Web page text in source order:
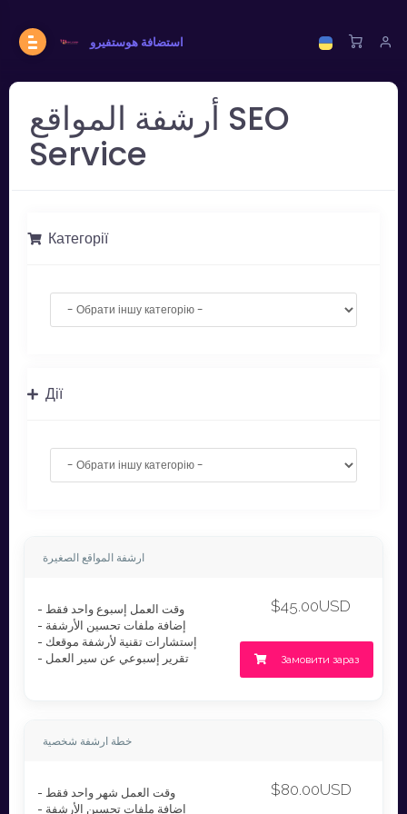
استضافة هوستفيرو
أرشفة المواقع SEO
Service
Категорії
Дії
ارشفة المواقع الصغيرة
- وقت العمل إسبوع واحد فقط
- إضافة ملفات تحسين الأرشفة
- إستشارات تقنية لأرشفة موقعك
- تقرير إسبوعي عن سير العمل
$45.00USD
Замовити зараз
خطة ارشفة شخصية
- وقت العمل شهر واحد فقط
- إضافة ملفات تحسين الأرشفة
$80.00USD